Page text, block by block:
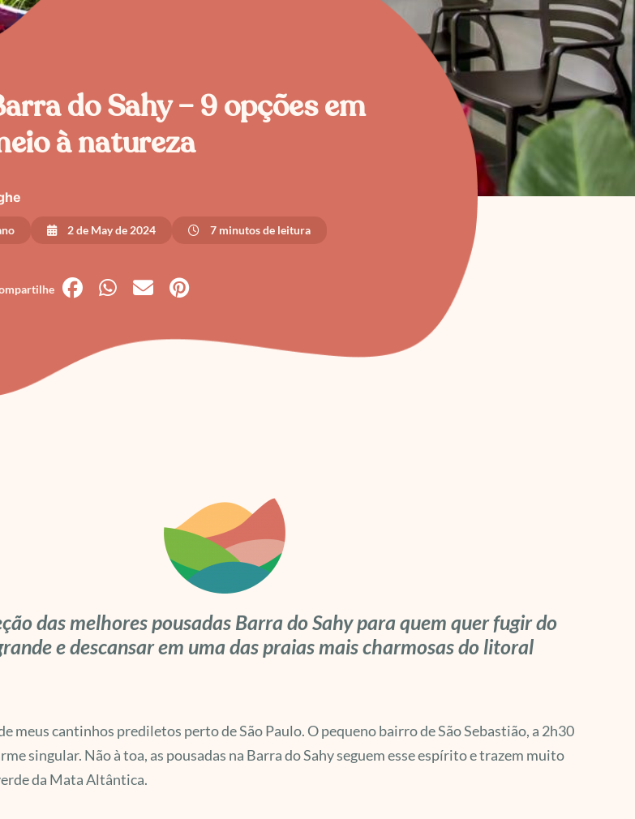
do Sahy – 9 opções em
à natureza
2 de May de 2024 7 minutos de leitura
das melhores pousadas Barra do Sahy para quem quer fugir do
e descansar em uma das praias mais charmosas do litoral
meus cantinhos prediletos perto de São Paulo. O pequeno bairro de São Sebastião, a 2h30
singular. Não à toa, as pousadas na Barra do Sahy seguem esse espírito e trazem muito
da Mata Altântica.